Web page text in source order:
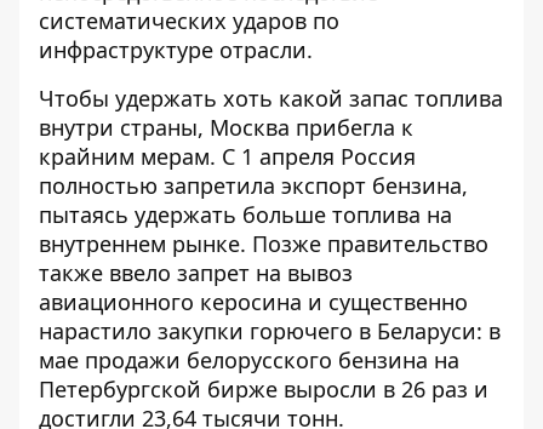
систематических ударов по
инфраструктуре отрасли.
Чтобы удержать хоть какой запас топлива
внутри страны, Москва прибегла к
крайним мерам. С 1 апреля Россия
полностью запретила экспорт бензина,
пытаясь удержать больше топлива на
внутреннем рынке. Позже правительство
также ввело запрет на вывоз
авиационного керосина и существенно
нарастило закупки горючего в Беларуси: в
мае продажи белорусского бензина на
Петербургской бирже выросли в 26 раз и
достигли 23,64 тысячи тонн.